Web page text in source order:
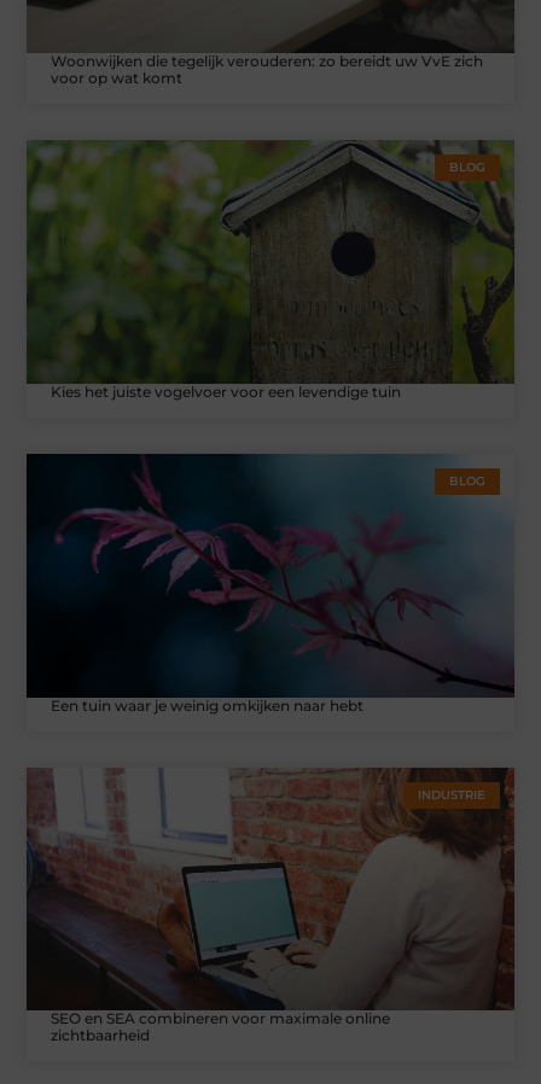
Woonwijken die tegelijk verouderen: zo bereidt uw VvE zich
voor op wat komt
BLOG
Kies het juiste vogelvoer voor een levendige tuin
BLOG
Een tuin waar je weinig omkijken naar hebt
INDUSTRIE
SEO en SEA combineren voor maximale online
zichtbaarheid